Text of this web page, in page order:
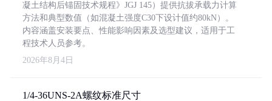
凝土结构后锚固技术规程》JGJ 145）提供抗拔承载力计算
方法和典型数值（如混凝土强度C30下设计值约80kN）。
内容涵盖安装要点、性能影响因素及选型建议，适用于工
程技术人员参考。
2026年8月4日
1/4-36UNS-2A螺纹标准尺寸